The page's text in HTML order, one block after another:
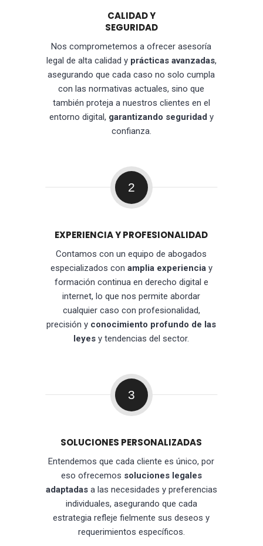
CALIDAD Y
SEGURIDAD
Nos comprometemos a ofrecer asesoría
legal de alta calidad y prácticas avanzadas,
asegurando que cada caso no solo cumpla
con las normativas actuales, sino que
también proteja a nuestros clientes en el
entorno digital, garantizando seguridad y
confianza.
2
EXPERIENCIA Y PROFESIONALIDAD
Contamos con un equipo de abogados
especializados con amplia experienciay
formación continua en derecho digital e
internet, lo que nos permite abordar
cualquier caso con profesionalidad,
precisión y conocimiento profundo de las
leyes y tendencias del sector.
3
SOLUCIONES PERSONALIZADAS
Entendemos que cada cliente es único, por
eso ofrecemos soluciones legales
adaptadasa las necesidades y preferencias
individuales, asegurando que cada
estrategia refleje fielmente sus deseos y
requerimientos específicos.